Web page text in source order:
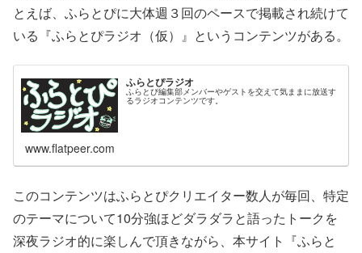
とえば、ふらとぴに大体週３回のペースで掲載され続けて
いる『ふらとぴラジオ（仮）』というコンテンツがある。
ふらとぴラジオ
ふらとぴ編集部メンバーやゲストを交えて気ままに放送す
るラジオコンテンツです。
www.flatpeer.com
このコンテンツはふらとぴクリエイター数人が毎回、特定
のテーマについて10分強ほどダラダラと語ったトークを
深夜ラジオ的に楽しんで頂きながら、本サイト『ふらと